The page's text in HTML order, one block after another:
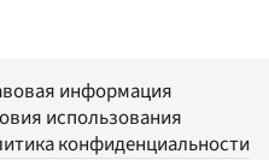
информация
использования
конфиденциальности